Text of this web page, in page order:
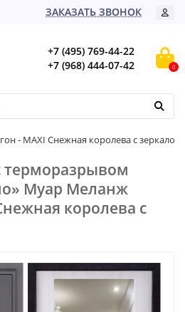
ЗАКАЗАТЬ ЗВОНОК
+7 (495) 769-44-22
+7 (968) 444-07-42
0
- MAXI Снежная королева с зеркалом
терморазрывом
Муар Меланж
королева с